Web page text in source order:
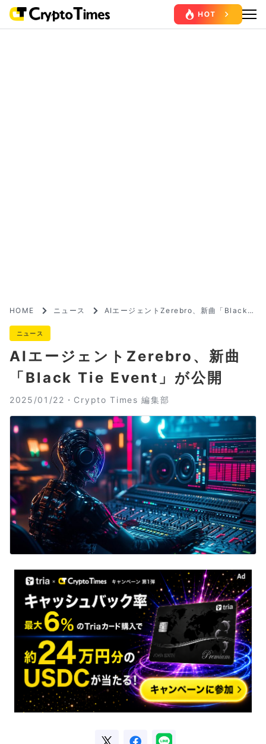
HOME ニュース
AIエージェントZerebro、新曲「Black T
ニュース
AIエージェントZerebro、新曲
「Black Tie Event」が公開
2025/01/22・ Crypto Times 編集部